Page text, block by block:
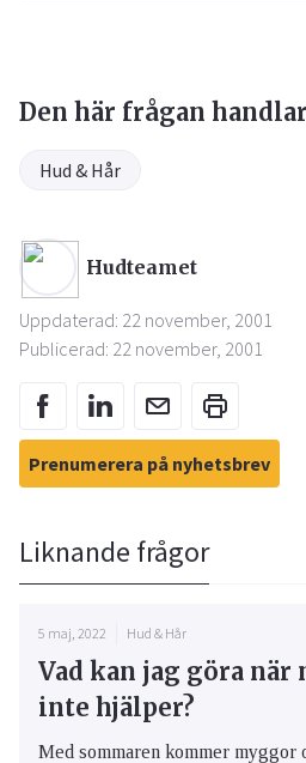
Den här frågan
Hud & Hår
Hudteamet
Uppdaterad: 22 november, 2001
Publicerad: 22 november, 2001
Prenumerera på nyhetsbrev
Liknande frågor
5 maj, 2022 Hud & Hår
Vad kan jag göra när
inte hjälper?
Med sommaren kommer myggor